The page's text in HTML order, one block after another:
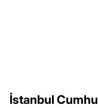
İstanbul